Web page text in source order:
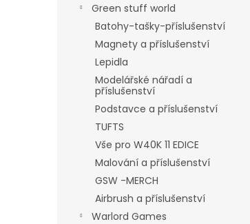
Green stuff world
Batohy-tašky-příslušenství
Magnety a příslušenství
Lepidla
Modelářské nářadí a
příslušenství
Podstavce a příslušenství
TUFTS
Vše pro W40K 11 EDICE
Malování a příslušenství
GSW -MERCH
Airbrush a příslušenství
Warlord Games